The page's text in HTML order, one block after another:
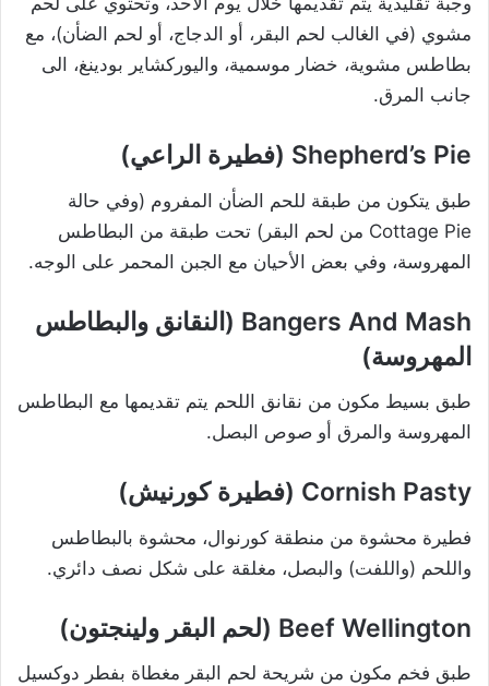
مشوي (في الغالب لحم البقر، أو الدجاج، أو لحم الضأن)، مع
بطاطس مشوية، خضار موسمية، واليوركشاير بودينغ، الى
جانب المرق.
Shepherd’s Pie (فطيرة الراعي)
طبق يتكون من طبقة للحم الضأن المفروم (وفي حالة
Cottage Pie من لحم البقر) تحت طبقة من البطاطس
المهروسة، وفي بعض الأحيان مع الجبن المحمر على الوجه.
Bangers And Mash (النقانق والبطاطس
المهروسة)
طبق بسيط مكون من نقانق اللحم يتم تقديمها مع البطاطس
المهروسة والمرق أو صوص البصل.
Cornish Pasty (فطيرة كورنيش)
فطيرة محشوة من منطقة كورنوال، محشوة بالبطاطس
واللحم (واللفت) والبصل، مغلقة على شكل نصف دائري.
Beef Wellington (لحم البقر ولينجتون)
طبق فخم مكون من شريحة لحم البقر مغطاة بفطر دوكسيل